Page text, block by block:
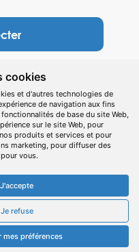
cookies
et d'autres technologies de
de navigation aux fins
de base du site Web,
sur le site Web, pour
produits et services et pour
marketing, pour diffuser des
vous.
J'accepte
Je refuse
mes préférences